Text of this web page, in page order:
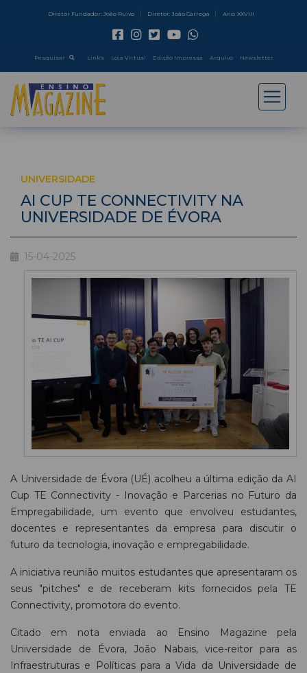
Diretor Fundador: João Ruivo Diretor: João Carrega Ano: XXVIII
Pesquisar Link's Loja Virtual Edição Impressa Arquivo Newsletter
UNIVERSIDADE
AI CUP TE CONNECTIVITY NA
UNIVERSIDADE DE ÉVORA
15-04-2025
A Universidade de Évora (UÉ) acolheu a última edição da AI
Cup TE Connectivity - Inovação e Parcerias no Futuro da
Empregabilidade, um evento que envolveu estudantes,
docentes e representantes da empresa para discutir o
futuro da tecnologia, inovação e empregabilidade.
A iniciativa reunião muitos estudantes que apresentaram os
seus "pitches" e de receberam kits fornecidos pela TE
Connectivity, promotora do evento.
Citado em nota enviada ao Ensino Magazine pela
Universidade de Évora, João Nabais, vice-reitor para as
Infraestruturas e Políticas para a Vida da Universidade de